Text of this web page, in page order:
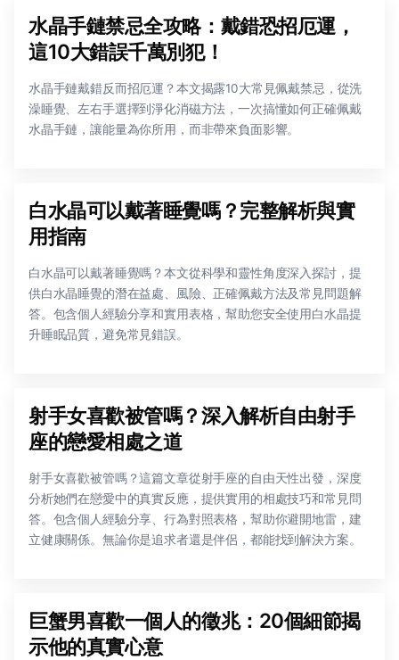
水晶手鏈禁忌全攻略：戴錯恐招厄運，
這10大錯誤千萬別犯！
水晶手鏈戴錯反而招厄運？本文揭露10大常見佩戴禁忌，從洗
澡睡覺、左右手選擇到淨化消磁方法，一次搞懂如何正確佩戴
水晶手鏈，讓能量為你所用，而非帶來負面影響。
白水晶可以戴著睡覺嗎？完整解析與實
用指南
白水晶可以戴著睡覺嗎？本文從科學和靈性角度深入探討，提
供白水晶睡覺的潛在益處、風險、正確佩戴方法及常見問題解
答。包含個人經驗分享和實用表格，幫助您安全使用白水晶提
升睡眠品質，避免常見錯誤。
射手女喜歡被管嗎？深入解析自由射手
座的戀愛相處之道
射手女喜歡被管嗎？這篇文章從射手座的自由天性出發，深度
分析她們在戀愛中的真實反應，提供實用的相處技巧和常見問
答。包含個人經驗分享、行為對照表格，幫助你避開地雷，建
立健康關係。無論你是追求者還是伴侶，都能找到解決方案。
巨蟹男喜歡一個人的徵兆：20個細節揭
示他的真實心意